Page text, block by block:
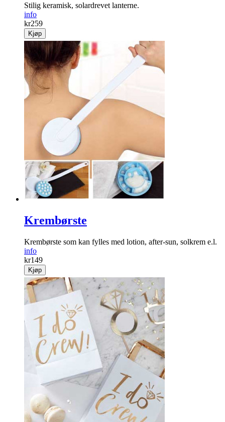
Stilig keramisk, solardrevet lanterne.
info
kr259
Kjøp
Krembørste
Krembørste som kan fylles med lotion, after-sun, solkrem e.l.
info
kr149
Kjøp